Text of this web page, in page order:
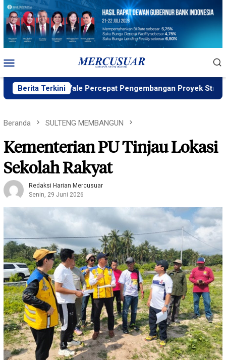
Loncat
konten
Mobile
Berita Terkini
ID, PT Vale Percepat Pengembangan Proyek Strategis IGP
Beranda SULTENG MEMBANGUN
Kementerian PU Tinjau Lokasi
Sekolah Rakyat
Redaksi Harian Mercusuar
Senin, 29 Juni 2026